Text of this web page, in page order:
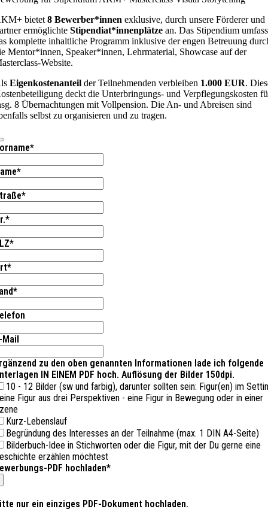
bietet 8 Bewerber*innen exklusive, durch unsere Förderer und
ermöglichteStipendiat*innenplätze an. Das Stipendium
komplette inhaltliche Programm inklusive der engen Betreuung
Mentor*innen, Speaker*innen, Lehrmaterial, Showcase auf der
Website.
Eigenkostenanteil der Teilnehmenden verbleiben 1.000 EUR.
deckt die Unterbringungs- und Verpflegungskosten
8 Übernachtungen mit Vollpension. Die An- und Abreisen sind
selbst zu organisieren und zu tragen.
*
*
*
*
*
*
*
Mail
zu den oben genannten Informationen lade ich folgende
IN EINEM PDF hoch. Auflösung der Bilder 150dpi.
10 - 12 Bilder (sw und farbig), darunter sollten sein: Figur(en) im
Figur aus drei Perspektiven - eine Figur in Bewegung oder in einer
Kurz-Lebenslauf
Begründung des Interesses an der Teilnahme (max. 1 DIN A4-Seite)
Bilderbuch-Idee in Stichworten oder die Figur, mit der Du gerne eine
erzählen möchtest
PDF hochladen*
nur ein einziges PDF-Dokument hochladen.